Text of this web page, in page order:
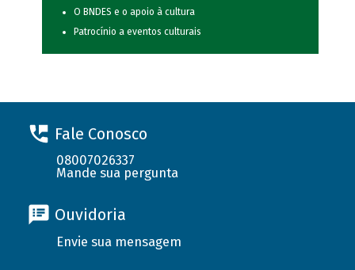
O BNDES e o apoio à cultura
Patrocínio a eventos culturais
Fale Conosco
08007026337
Mande sua pergunta
Ouvidoria
Envie sua mensagem